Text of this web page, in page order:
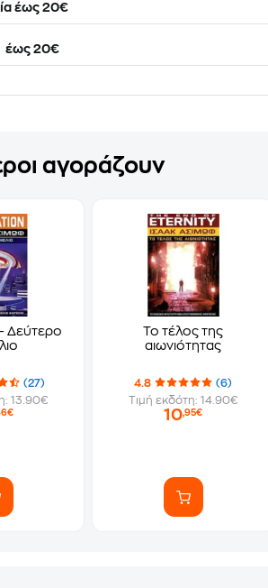
έως 20€
έως 20€
αγοράζουν
Δεύτερο
(27)
13.90€
Το τέλος της
αιωνιότητας
4.8
(6)
Τιμή εκδότη: 14.90€
10,95€